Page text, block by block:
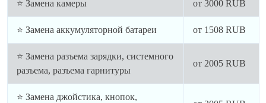
⭐ Замена камеры от 3000 RUB
⭐ Замена аккумуляторной батареи от 1508 RUB
⭐ Замена разъема зарядки, системного
разъема, разъема гарнитуры
от 2005 RUB
⭐ Замена джойстика, кнопок,